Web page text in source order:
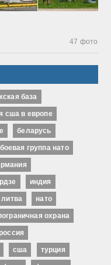
47 фото
база
сша в европе
беларусь
боевая группа нато
индия
литва нато
охрана
россия
сша турция